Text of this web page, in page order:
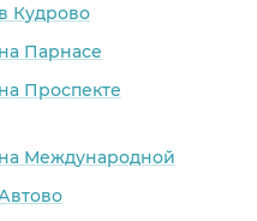
Кудрово
Парнасе
Проспекте
Международной